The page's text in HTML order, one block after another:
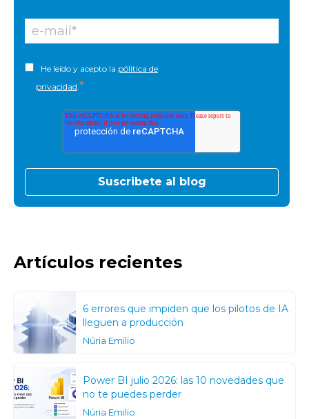
He leído y acepto la pólitica de
privacidad *
Artículos recientes
6 errores que impiden que los pilotos de IA
lleguen a producción
Núria Emilio
Power BI julio 2026: las 10 novedades que
no te puedes perder
Núria Emilio